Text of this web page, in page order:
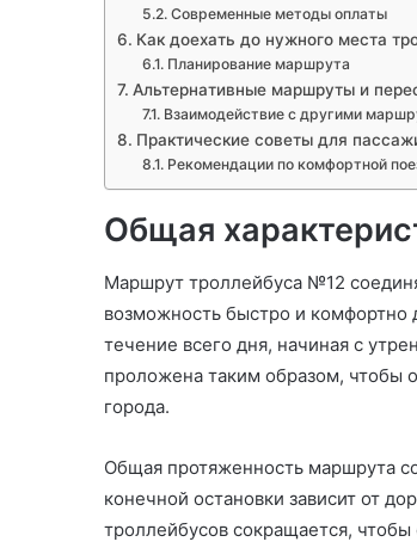
Современные методы оплаты
Как доехать до нужного места
Планирование маршрута
Альтернативные маршруты и
Взаимодействие с другими
Практические советы для
Рекомендации по комфортной
Общая
Маршрут троллейбуса №12
возможность быстро и комфортно
течение всего дня, начиная с
проложена таким образом, чтобы
города.
Общая протяженность маршрута
конечной остановки зависит от
троллейбусов сокращается,